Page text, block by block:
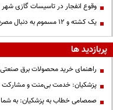
وقوع انفجار در تاسیسات گازی
یک کشته و ۱۲ مسموم به دنبال مصرف مشروبات الکلی در نیشابور
پربازدید ها
راهنمای خرید محصولات برق صنعتی ABB
پزشکیان: خدمت بی‌منت و
صمصامی خطاب به پزشکیان: به شما